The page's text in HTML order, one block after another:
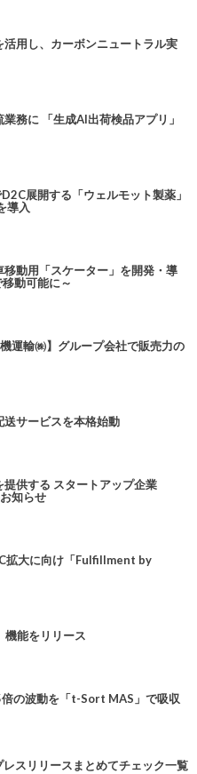
用し、カーボンニュートラル実
務に 「生成AI出荷検品アプリ」
展開する「ウェルモット製薬」
導入
動用「スケーター」を開発・導
動可能に～
運輸㈱】グループ会社で販売力の
サービスを本格始動
供する スタートアップ企業
知らせ
拡大に向け「Fulfillment by
機能をリリース
の波動を「t-Sort MAS」で吸収
レスリリースまとめてチェック一覧